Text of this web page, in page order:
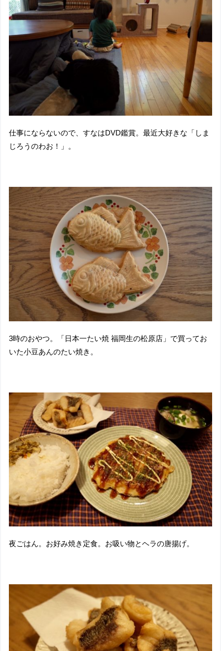
仕事にならないので、すなはDVD鑑賞。最近大好きな「しま
じろうのわお！」。
3時のおやつ。「日本一たい焼 福岡生の松原店」で買ってお
いた小豆あんのたい焼き。
夜ごはん。お好み焼き定食。お吸い物とヘラの唐揚げ。